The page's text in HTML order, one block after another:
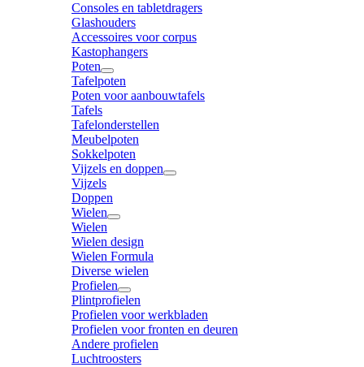
Consoles en tabletdragers
Glashouders
Accessoires voor corpus
Kastophangers
Poten
Tafelpoten
Poten voor aanbouwtafels
Tafels
Tafelonderstellen
Meubelpoten
Sokkelpoten
Vijzels en doppen
Vijzels
Doppen
Wielen
Wielen
Wielen design
Wielen Formula
Diverse wielen
Profielen
Plintprofielen
Profielen voor werkbladen
Profielen voor fronten en deuren
Andere profielen
Luchtroosters